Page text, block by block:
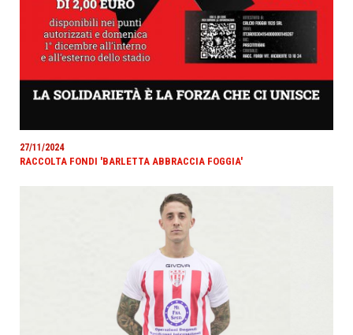
27/11/2024
RACCOLTA FONDI 'BARLETTA ABBRACCIA FOGGIA'